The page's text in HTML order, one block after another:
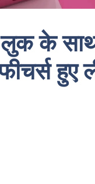
के साथ
हुए